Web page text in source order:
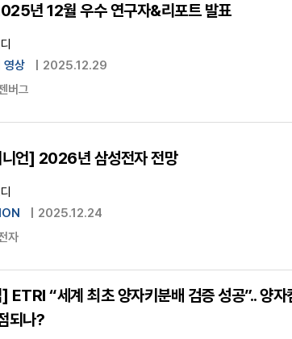
년 12월 우수 연구자&리포트 발표
영상
2025.12.29
버그
언] 2026년 삼성전자 전망
2025.12.24
자
ETRI “세계 최초 양자키분배 검증 성공”.. 양자
되나?